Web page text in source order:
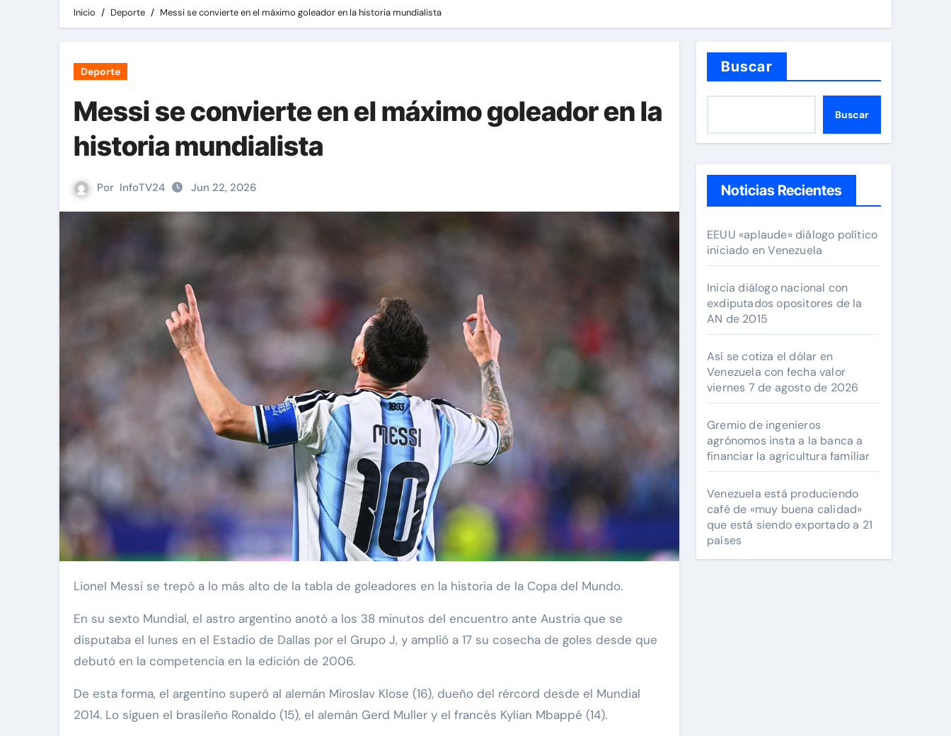
Inicio Deporte Messi se convierte en el máximo goleador en la historia mundialista
Deporte
Messi se convierte en el máximo goleador en la
historia mundialista
Por InfoTV24 Jun 22, 2026
Lionel Messi se trepó a lo más alto de la tabla de goleadores en la historia de la Copa del Mundo.
En su sexto Mundial, el astro argentino anotó a los 38 minutos del encuentro ante Austria que se
disputaba el lunes en el Estadio de Dallas por el Grupo J, y amplió a 17 su cosecha de goles desde que
debutó en la competencia en la edición de 2006.
De esta forma, el argentino superó al alemán Miroslav Klose (16), dueño del rércord desde el Mundial
2014. Lo siguen el brasileño Ronaldo (15), el alemán Gerd Muller y el francés Kylian Mbappé (14).
Buscar
Buscar
Noticias Recientes
EEUU «aplaude» diálogo político
iniciado en Venezuela
Inicia diálogo nacional con
exdiputados opositores de la
AN de 2015
Así se cotiza el dólar en
Venezuela con fecha valor
viernes 7 de agosto de 2026
Gremio de ingenieros
agrónomos insta a la banca a
financiar la agricultura familiar
Venezuela está produciendo
café de «muy buena calidad»
que está siendo exportado a 21
países